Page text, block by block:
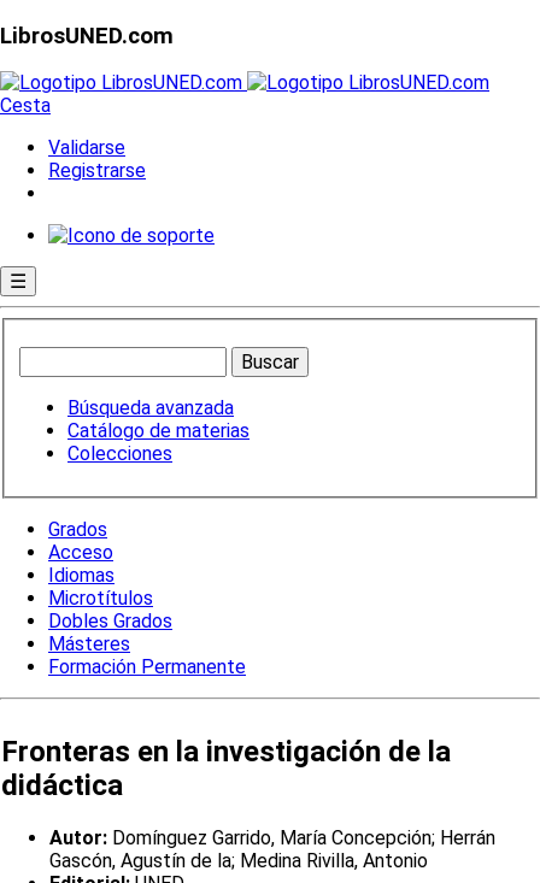
LibrosUNED.com
Cesta
Validarse
Registrarse
☰
Búsqueda avanzada
Catálogo de materias
Colecciones
Grados
Acceso
Idiomas
Microtítulos
Dobles Grados
Másteres
Formación Permanente
Fronteras en la investigación de la
didáctica
Autor: Domínguez Garrido, María Concepción; Herrán
Gascón, Agustín de la; Medina Rivilla, Antonio